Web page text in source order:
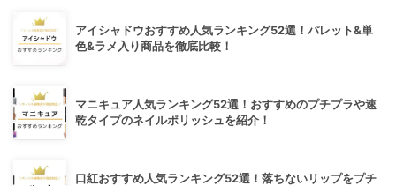
アイシャドウおすすめ人気ランキング52選！パレット&単
色&ラメ入り商品を徹底比較！
マニキュア人気ランキング52選！おすすめのプチプラや速
乾タイプのネイルポリッシュを紹介！
口紅おすすめ人気ランキング52選！落ちないリップをプチ